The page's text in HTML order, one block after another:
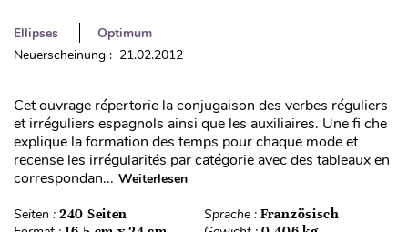
Ellipses
Optimum
Neuerscheinung : 21.02.2012
Cet ouvrage répertorie la conjugaison des verbes réguliers
et irréguliers espagnols ainsi que les auxiliaires. Une fi che
explique la formation des temps pour chaque mode et
recense les irrégularités par catégorie avec des tableaux en
correspondan... Weiterlesen
Seiten : 240 Seiten Sprache : Französisch